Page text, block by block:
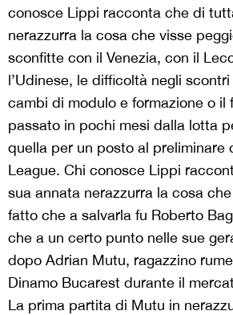
conosce Lippi racconta che di
nerazzurra la cosa che visse
sconfitte con il Venezia, con il
l’Udinese, le difficoltà negli
cambi di modulo e formazione o il
passato in pochi mesi dalla lotta
quella per un posto al preliminare
League. Chi conosce Lippi
sua annata nerazzurra la cosa
fatto che a salvarla fu Roberto
che a un certo punto nelle sue
dopo Adrian Mutu, ragazzino
Dinamo Bucarest durante il
La prima partita di Mutu in